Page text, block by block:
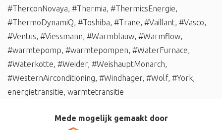
#TherconNovaya, #Thermia, #ThermicsEnergie,
#ThermoDynamiQ, #Toshiba, #Trane, #Vaillant, #Vasco,
#Ventus, #Viessmann, #Warmblauw, #Warmflow,
#warmtepomp, #warmtepompen, #WaterFurnace,
#Waterkotte, #Weider, #WeishauptMonarch,
#WesternAirconditioning, #Windhager, #Wolf, #York,
energietransitie, warmtetransitie
Mede mogelijk gemaakt door